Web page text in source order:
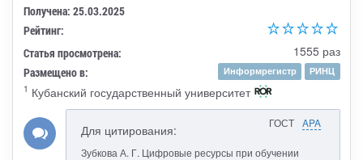
Получена: 25.03.2025
Рейтинг:
Статья просмотрена:
1555 раз
Размещено в: Информрегистр
РИНЦ
1 Кубанский государственный университет
ГОСТ APA
Для цитирования:
Зубкова А. Г. Цифровые ресурсы при обучении